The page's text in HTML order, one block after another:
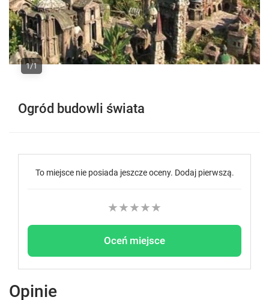
1/1
Ogród budowli świata
To miejsce nie posiada jeszcze oceny. Dodaj pierwszą.
★
★
★
★
★
Oceń miejsce
Opinie